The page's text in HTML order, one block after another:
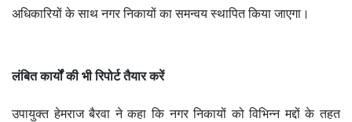
अधिकारियों के साथ नगर निकायों का समन्वय स्थापित किया जाएगा।
लंबित कार्यों की भी रिपोर्ट तैयार करें
उपायुक्त हेमराज बैरवा ने कहा कि नगर निकायों को विभिन्न मद्दों के तहत